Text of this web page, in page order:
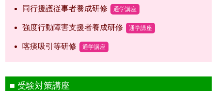
同行援護従事者養成研修 通学講座
強度行動障害支援者養成研修 通学講座
喀痰吸引等研修 通学講座
受験対策講座